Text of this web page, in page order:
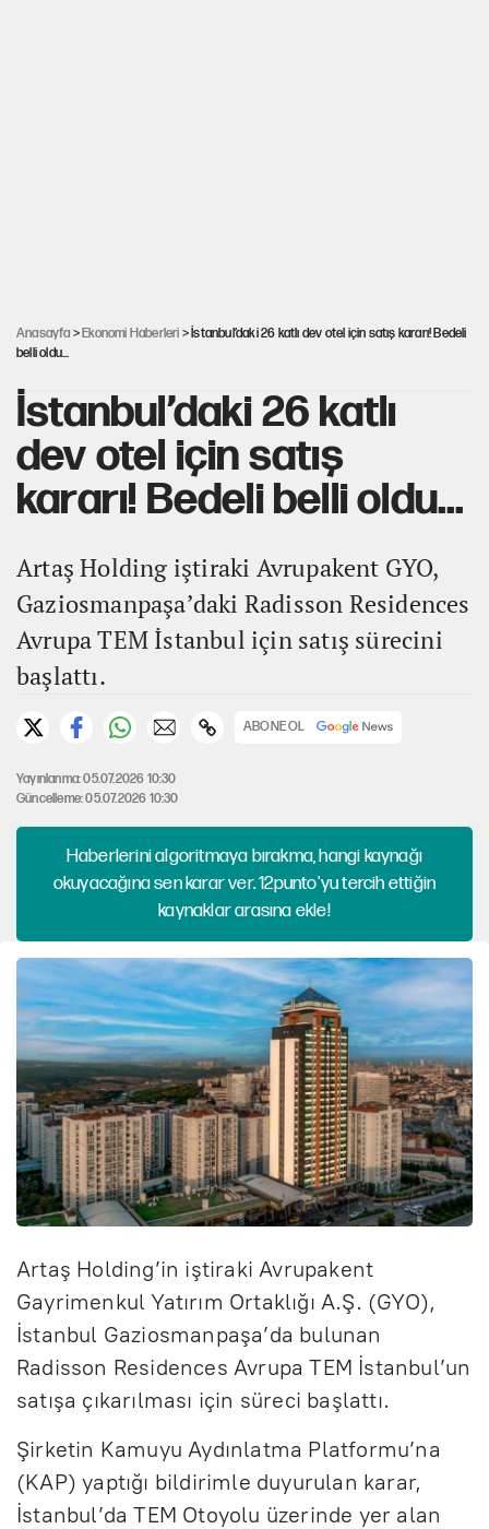
Anasayfa >Ekonomi Haberleri > İstanbul’daki 26 katlı dev otel için satış kararı! Bedeli
belli oldu...
İstanbul’daki 26 katlı
dev otel için satış
kararı! Bedeli belli oldu...
Artaş Holding iştiraki Avrupakent GYO,
Gaziosmanpaşa’daki Radisson Residences
Avrupa TEM İstanbul için satış sürecini
başlattı.
ABONE OL
Yayınlanma: 05.07.2026 10:30
Güncelleme: 05.07.2026 10:30
Haberlerini algoritmaya bırakma, hangi kaynağı
okuyacağına sen karar ver. 12punto'yu tercih ettiğin
kaynaklar arasına ekle!
Artaş Holding’in iştiraki Avrupakent
Gayrimenkul Yatırım Ortaklığı A.Ş. (GYO),
İstanbul Gaziosmanpaşa’da bulunan
Radisson Residences Avrupa TEM İstanbul’un
satışa çıkarılması için süreci başlattı.
Şirketin Kamuyu Aydınlatma Platformu’na
(KAP) yaptığı bildirimle duyurulan karar,
İstanbul’da TEM Otoyolu üzerinde yer alan